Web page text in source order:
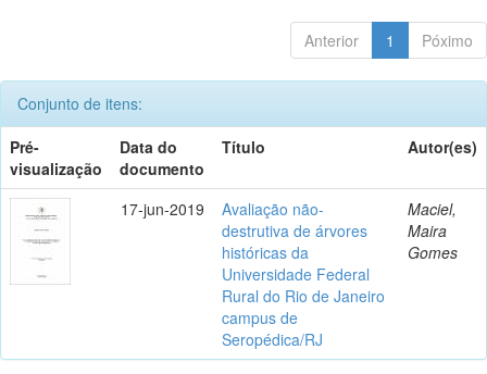
Anterior 1 Póximo
Conjunto de itens:
Pré-
visualização
Data do
documento
Título Autor(es)
17-jun-2019
Avaliação não-
destrutiva de árvores
históricas da
Universidade Federal
Rural do Rio de Janeiro
campus de
Seropédica/RJ
Maciel,
Maira
Gomes